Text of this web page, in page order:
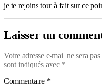
je te rejoins tout à fait sur ce
Laisser un
Votre adresse e-mail ne sera
sont indiqués avec *
Commentaire *